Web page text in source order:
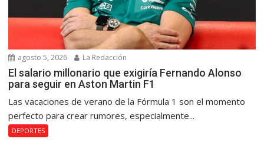
agosto 5, 2026 La Redacción
El salario millonario que exigiría Fernando Alonso
para seguir en Aston Martin F1
Las vacaciones de verano de la Fórmula 1 son el momento
perfecto para crear rumores, especialmente...
DEPORTES